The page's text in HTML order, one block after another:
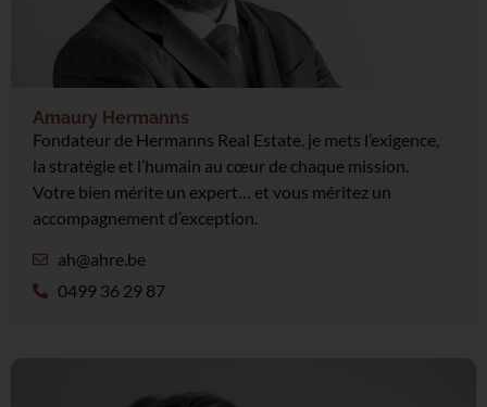
Amaury Hermanns
Fondateur de Hermanns Real Estate, je mets l’exigence,
la stratégie et l’humain au cœur de chaque mission.
Votre bien mérite un expert… et vous méritez un
accompagnement d’exception.
ah@ahre.be
0499 36 29 87